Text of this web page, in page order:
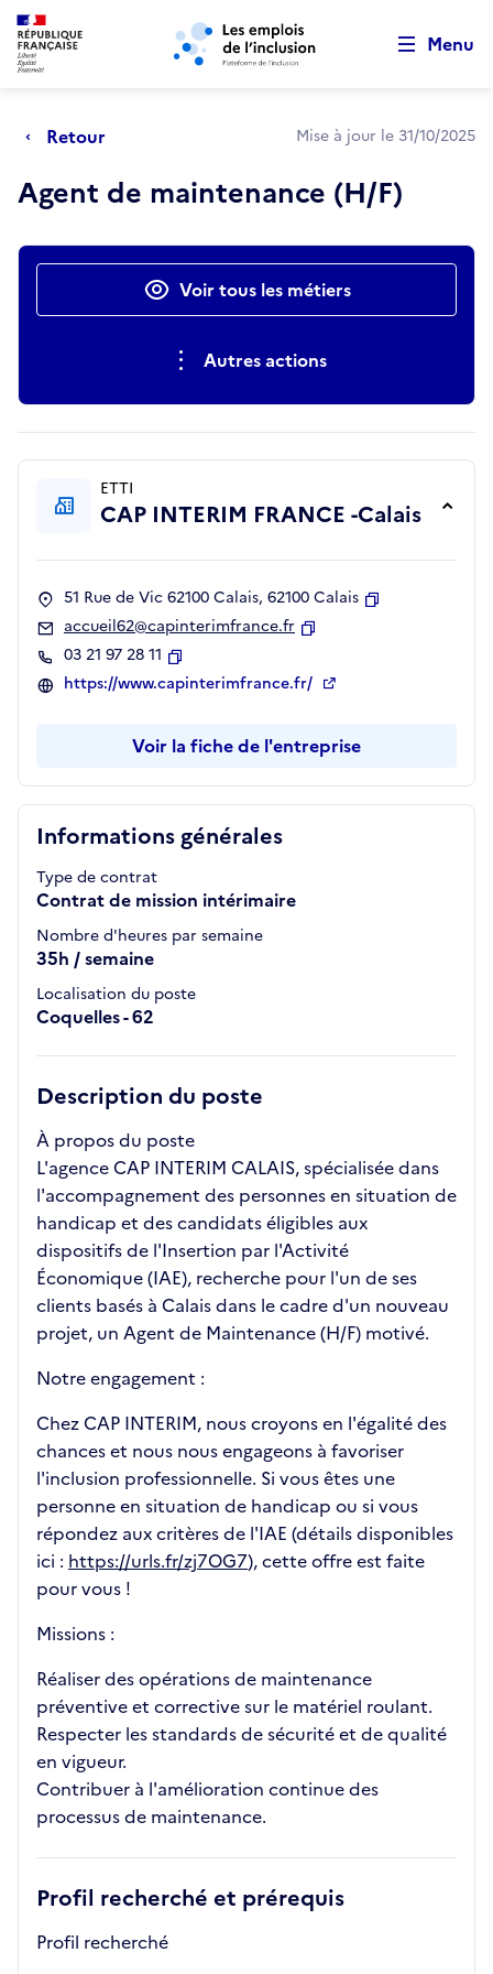
Aller au menu principal Aller au contenu principal
Menu
Retour Mise à jour le 31/10/2025
Agent de maintenance (H/F)
Actions rapidesVoir tous les métiers
Autres actions
Informations générales
Type de contrat
Contrat de mission intérimaire
Nombre d'heures par semaine
35h / semaine
Localisation du poste
Coquelles - 62
Description du poste
À propos du poste
L'agence CAP INTERIM CALAIS, spécialisée dans
l'accompagnement des personnes en situation de
handicap et des candidats éligibles aux
dispositifs de l'Insertion par l'Activité
Économique (IAE), recherche pour l'un de ses
clients basés à Calais dans le cadre d'un nouveau
projet, un Agent de Maintenance (H/F) motivé.
Notre engagement :
Chez CAP INTERIM, nous croyons en l'égalité des
chances et nous nous engageons à favoriser
l'inclusion professionnelle. Si vous êtes une
personne en situation de handicap ou si vous
répondez aux critères de l'IAE (détails disponibles
ici : https://urls.fr/zj7OG7), cette offre est faite
pour vous !
Missions :
Réaliser des opérations de maintenance
préventive et corrective sur le matériel roulant.
Respecter les standards de sécurité et de qualité
en vigueur.
Contribuer à l'amélioration continue des
processus de maintenance.
Profil recherché et prérequis
Profil recherché
ETTI
CAP INTERIM FRANCE -Calais
51 Rue de Vic 62100 Calais, 62100 Calais
accueil62@capinterimfrance.fr
03 21 97 28 11
Copier
https://www.capinterimfrance.fr/
Voir la fiche de l'entreprise
Retour au début de la page
Panneau de gestion des cookies